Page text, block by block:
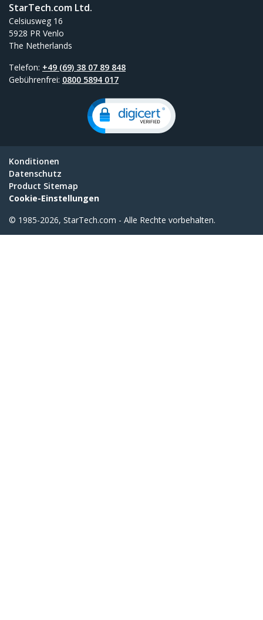
StarTech.com Ltd.
Celsiusweg 16
5928 PR Venlo
The Netherlands
Telefon: +49 (69) 38 07 89 848
Gebührenfrei: 0800 5894 017
Konditionen
Datenschutz
Product Sitemap
Cookie-Einstellungen
© 1985-2026, StarTech.com - Alle Rechte vorbehalten.